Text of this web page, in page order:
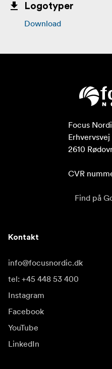
Logotyper
Download
Focus
Erhvervsvej
2610
CVR
Find på
Kontakt
info@focusnordic.dk
tel: +45 448 53 400
Instagram
Facebook
YouTube
LinkedIn